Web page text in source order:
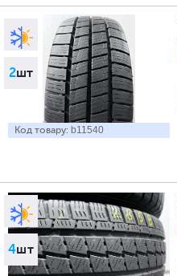
2шт
Код товару: b11540
4шт